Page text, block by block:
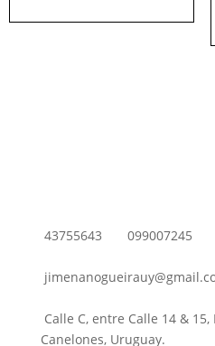
43755643 099007245
Calle C, entre Calle 14 &
Canelones, Uruguay.